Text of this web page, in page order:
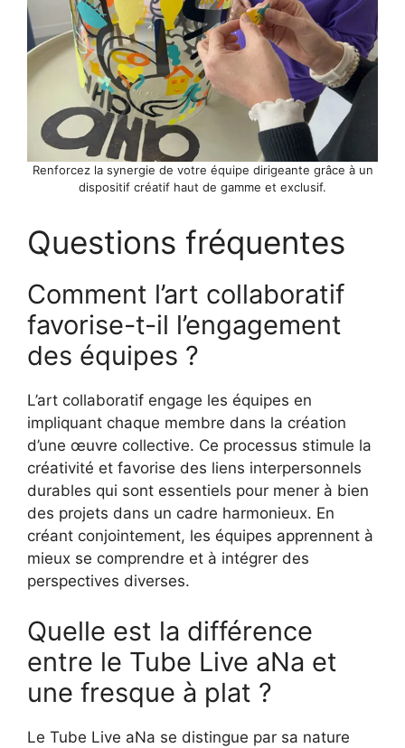
Renforcez la synergie de votre équipe dirigeante grâce à un
dispositif créatif haut de gamme et exclusif.
Questions fréquentes
Comment l’art collaboratif
favorise-t-il l’engagement
des équipes ?
L’art collaboratif engage les équipes en
impliquant chaque membre dans la création
d’une œuvre collective. Ce processus stimule la
créativité et favorise des liens interpersonnels
durables qui sont essentiels pour mener à bien
des projets dans un cadre harmonieux. En
créant conjointement, les équipes apprennent à
mieux se comprendre et à intégrer des
perspectives diverses.
Quelle est la différence
entre le Tube Live aNa et
une fresque à plat ?
Le Tube Live aNa se distingue par sa nature